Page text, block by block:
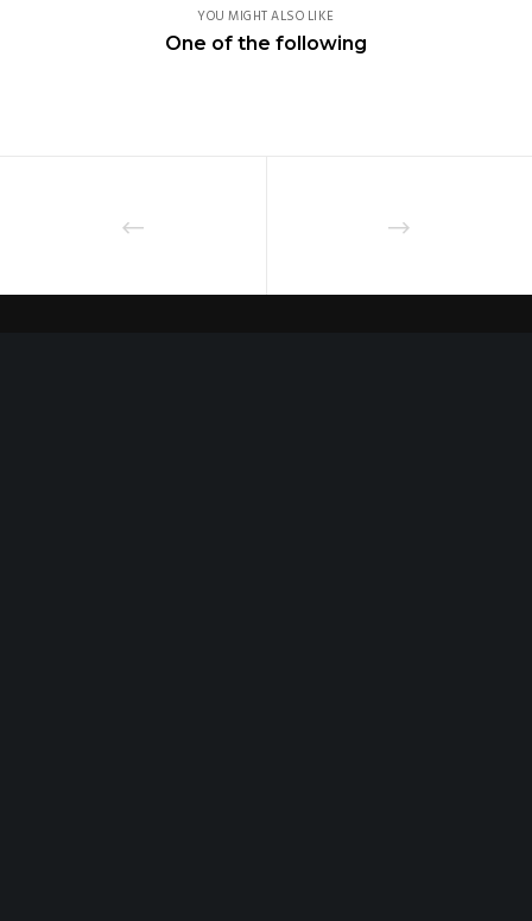
YOU MIGHT ALSO LIKE
One of the following